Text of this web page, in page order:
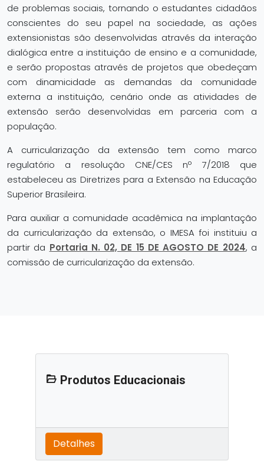
de problemas sociais, tornando o estudantes cidadãos
conscientes do seu papel na sociedade, as ações
extensionistas são desenvolvidas através da interação
dialógica entre a instituição de ensino e a comunidade,
e serão propostas através de projetos que obedeçam
com dinamicidade as demandas da comunidade
externa a instituição, cenário onde as atividades de
extensão serão desenvolvidas em parceria com a
população.
A curricularização da extensão tem como marco
regulatório a resolução CNE/CES nº 7/2018 que
estabeleceu as Diretrizes para a Extensão na Educação
Superior Brasileira.
Para auxiliar a comunidade acadêmica na implantação
da curricularização da extensão, o IMESA foi instituiu a
partir da Portaria N. 02, DE 15 DE AGOSTO DE 2024, a
comissão de curricularização da extensão.
Produtos Educacionais
Detalhes